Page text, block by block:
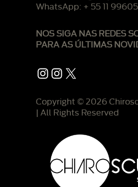
WhatsApp: + 55 11
NOS SIGA NAS REDES
PARA AS ÚLTIMAS
Instagram
Instagram
X
Copyright © 2026
| All Rights Reserved